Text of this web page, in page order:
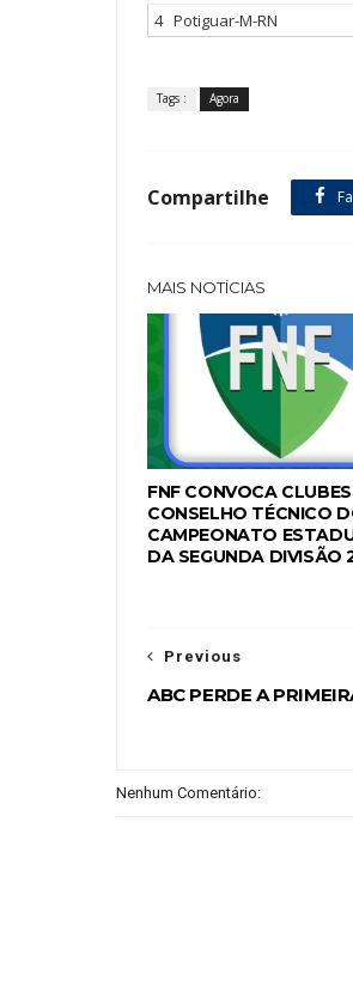
4 Potiguar-M-RN
Tags : Agora
Compartilhe
MAIS NOTÍCIAS
FNF CONVOCA
CONSELHO TÉCNICO
CAMPEONATO
DA SEGUNDA DIVISÃO
Previous
ABC PERDE A
Nenhum Comentário: